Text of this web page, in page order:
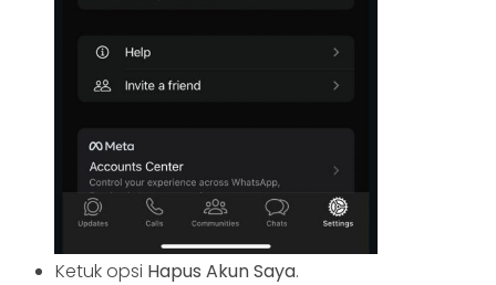
Ketuk opsi Hapus Akun Saya.